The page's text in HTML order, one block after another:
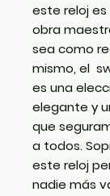
este reloj
obra
sea como
mismo, el
es una
elegante y
que
a todos.
este reloj
nadie más